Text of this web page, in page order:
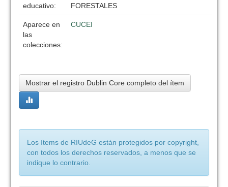
educativo:
FORESTALES
Aparece en
las
colecciones:
CUCEI
Mostrar el registro Dublin Core completo del ítem
Los ítems de RIUdeG están protegidos por copyright,
con todos los derechos reservados, a menos que se
indique lo contrario.